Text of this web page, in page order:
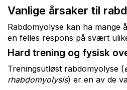
Vanlige årsaker til
Rabdomyolyse kan ha mange
en felles respons på svært
Hard trening og fysisk
Treningsutløst rabdomyolyse (
rhabdomyolysis) er en av de